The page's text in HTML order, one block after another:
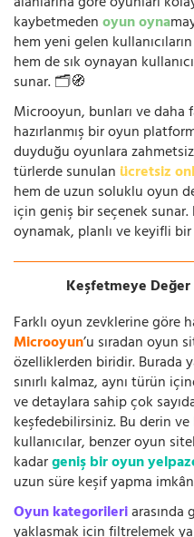
kaybetmedenoyun oyna
hem yeni gelen
hem de sık oynayan
sunar. 🗂️🧭
Microoyun, bunları ve daha
hazırlanmış bir oyun
duyduğu oyunlara
türlerde sunulan ücretsiz
hem de uzun soluklu oyun
için geniş bir seçenek
oynamak, planlı ve keyifli
Keşfetmeye
Farklı oyun zevklerine göre
Microoyun’u sıradan oyun
özelliklerden biridir. Burada
sınırlı kalmaz, aynı türün
ve detaylara sahip çok
keşfedebilirsiniz. Bu derin ve
kullanıcılar, benzer oyun
kadargeniş bir oyun
uzun süre keşif yapma
Oyun kategorileriarasında